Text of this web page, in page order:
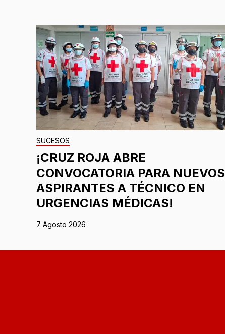
SUCESOS
¡CRUZ ROJA ABRE
CONVOCATORIA PARA NUEVOS
ASPIRANTES A TÉCNICO EN
URGENCIAS MÉDICAS!
7 Agosto 2026